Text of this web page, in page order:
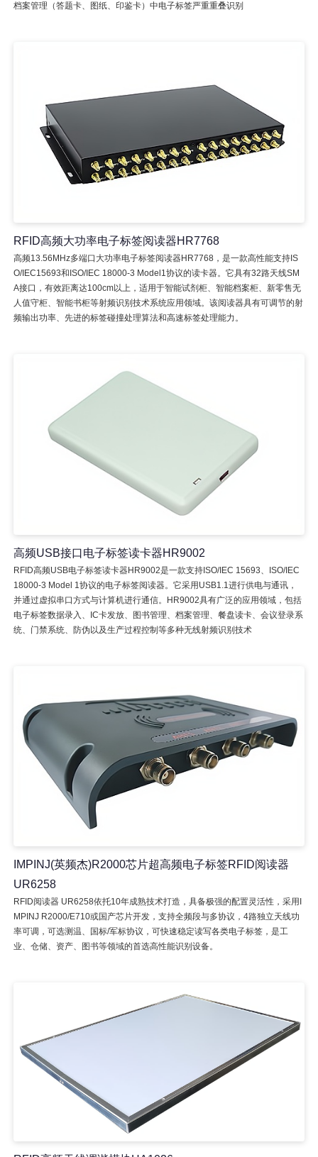
档案管理（答题卡、图纸、印鉴卡）中电子标签严重重叠识别
RFID高频大功率电子标签阅读器HR7768
高频13.56MHz多端口大功率电子标签阅读器HR7768，是一款高性能支持IS
O/IEC15693和ISO/IEC 18000-3 Model1协议的读卡器。它具有32路天线SM
A接口，有效距离达100cm以上，适用于智能试剂柜、智能档案柜、新零售无
人值守柜、智能书柜等射频识别技术系统应用领域。该阅读器具有可调节的射
频输出功率、先进的标签碰撞处理算法和高速标签处理能力。
高频USB接口电子标签读卡器HR9002
RFID高频USB电子标签读卡器HR9002是一款支持ISO/IEC 15693、ISO/IEC
18000-3 Model 1协议的电子标签阅读器。它采用USB1.1进行供电与通讯，
并通过虚拟串口方式与计算机进行通信。HR9002具有广泛的应用领域，包括
电子标签数据录入、IC卡发放、图书管理、档案管理、餐盘读卡、会议登录系
统、门禁系统、防伪以及生产过程控制等多种无线射频识别技术
IMPINJ(英频杰)R2000芯片超高频电子标签RFID阅读器
UR6258
RFID阅读器 UR6258依托10年成熟技术打造，具备极强的配置灵活性，采用I
MPINJ R2000/E710或国产芯片开发，支持全频段与多协议，4路独立天线功
率可调，可选测温、国标/军标协议，可快速稳定读写各类电子标签，是工
业、仓储、资产、图书等领域的首选高性能识别设备。